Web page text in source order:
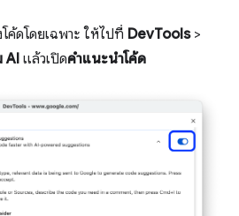
โค้ดโดยเฉพาะ ให้ไปที่ DevTools>
AIแล้วเปิดคำแนะนำโค้ด